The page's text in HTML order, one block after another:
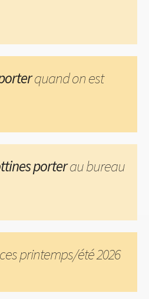
quand on est
porterau bureau
printemps/été 2026